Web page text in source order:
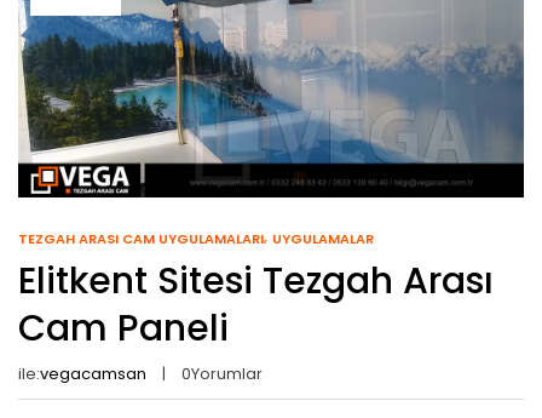
TEZGAH ARASI CAM UYGULAMALARI UYGULAMALAR
Elitkent Sitesi Tezgah Arası
Cam Paneli
ile:vegacamsan 0Yorumlar